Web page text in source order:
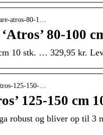
atros-80-1…
80-100
10 stk. … 329,95 kr.
125-150-…
125-150 cm
robust og bliver op til 3